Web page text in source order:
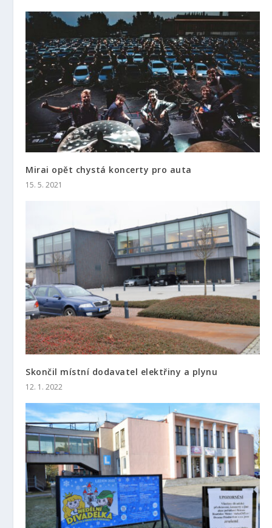
Mirai opět chystá koncerty pro auta
15. 5. 2021
Skončil místní dodavatel elektřiny a plynu
12. 1. 2022